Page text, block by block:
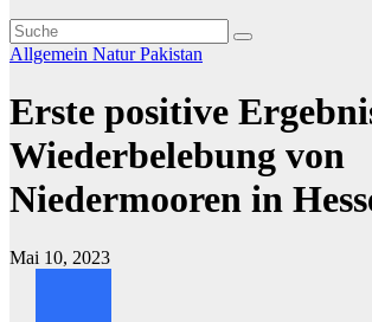
Allgemein NaturPakistan
Erste positive
Wiederbelebung von
Niedermooren in
Mai 10, 2023